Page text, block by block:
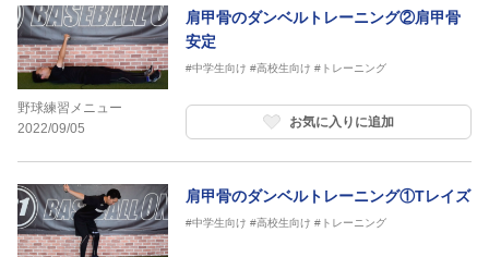
野球練習メニュー
2022/09/05
肩甲骨のダンベルトレーニング②肩甲骨
安定
#中学生向け #高校生向け #トレーニング
お気に入りに追加
肩甲骨のダンベルトレーニング①Tレイズ
#中学生向け #高校生向け #トレーニング